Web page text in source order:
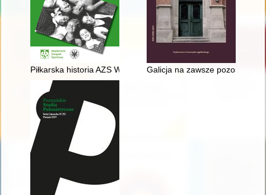
Piłkarska historia AZS Warszawa 1916-1939 (część I: 1916-
Galicja na zawsze pozostanie